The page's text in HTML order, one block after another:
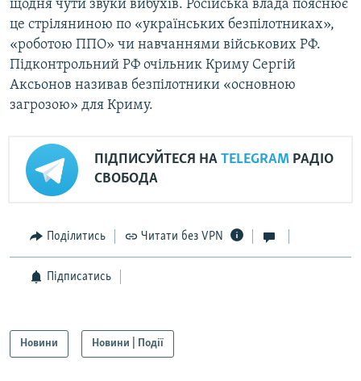
щодня чути звуки вибухів. Російська влада пояснює
це стріляниною по «українських безпілотниках»,
«роботою ППО» чи навчаннями військових РФ.
Підконтрольний РФ очільник Криму Сергій
Аксьонов називав безпілотники «основною
загрозою» для Криму.
ПІДПИСУЙТЕСЯ НА TELEGRAM РАДІО
СВОБОДА
Поділитись Читати без VPN
Підписатись
Новини Новини | Події